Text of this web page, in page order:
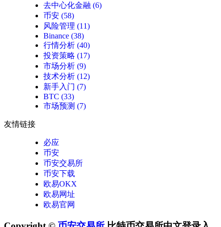
去中心化金融 (6)
币安 (58)
风险管理 (11)
Binance (38)
行情分析 (40)
投资策略 (17)
市场分析 (9)
技术分析 (12)
新手入门 (7)
BTC (33)
市场预测 (7)
友情链接
必应
币安
币安交易所
币安下载
欧易OKX
欧易网址
欧易官网